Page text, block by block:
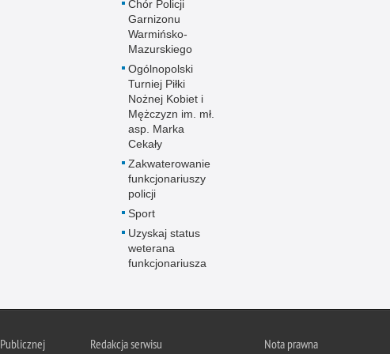
Chór Policji
Garnizonu
Warmińsko-
Mazurskiego
Ogólnopolski
Turniej Piłki
Nożnej Kobiet i
Mężczyzn im. mł.
asp. Marka
Cekały
Zakwaterowanie
funkcjonariuszy
policji
Sport
Uzyskaj status
weterana
funkcjonariusza
Redakcja serwisu Nota prawna